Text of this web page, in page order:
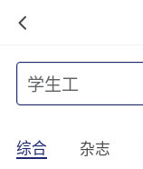
综合 杂志